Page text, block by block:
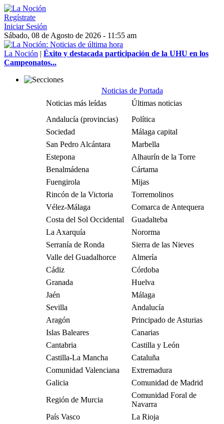
Regístrate
Iniciar Sesión
Sábado, 08 de Agosto de 2026 - 11:55 am
La Noción | Éxito y destacada participación de la UHU en los
Campeonatos...
Noticias de Portada
Noticias más leídas
Últimas noticias
Andalucía (provincias)
Política
Sociedad
Málaga capital
San Pedro Alcántara
Marbella
Estepona
Alhaurín de la Torre
Benalmádena
Cártama
Fuengirola
Mijas
Rincón de la Victoria
Torremolinos
Vélez-Málaga
Comarca de Antequera
Costa del Sol Occidental
Guadalteba
La Axarquía
Nororma
Serranía de Ronda
Sierra de las Nieves
Valle del Guadalhorce
Almería
Cádiz
Córdoba
Granada
Huelva
Jaén
Málaga
Sevilla
Andalucía
Aragón
Principado de Asturias
Islas Baleares
Canarias
Cantabria
Castilla y León
Castilla-La Mancha
Cataluña
Comunidad Valenciana
Extremadura
Galicia
Comunidad de Madrid
Región de Murcia
Comunidad Foral de
Navarra
País Vasco
La Rioja